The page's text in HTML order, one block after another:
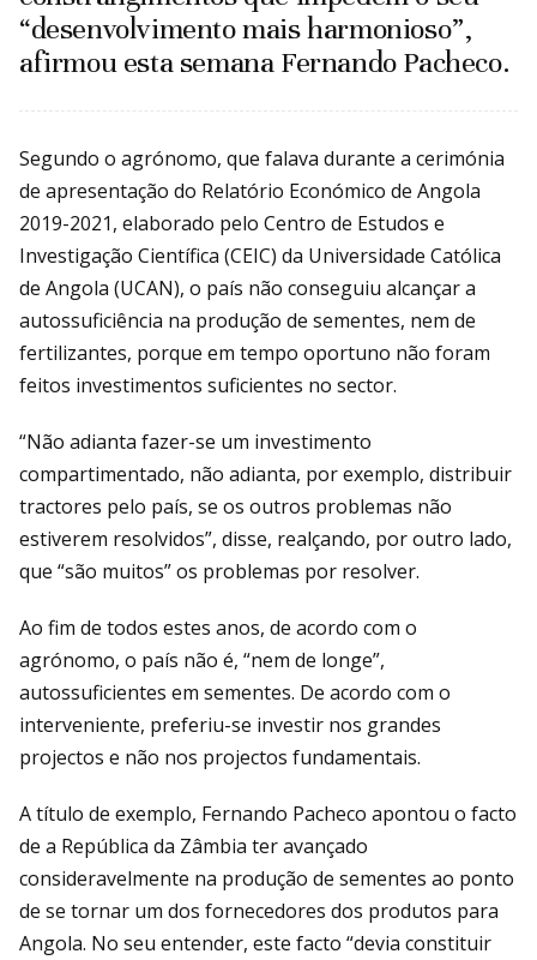
“desenvolvimento mais harmonioso”,
afirmou esta semana Fernando Pacheco.
Segundo o agrónomo, que falava durante a cerimónia
de apresentação do Relatório Económico de Angola
2019-2021, elaborado pelo Centro de Estudos e
Investigação Científica (CEIC) da Universidade Católica
de Angola (UCAN), o país não conseguiu alcançar a
autossuficiência na produção de sementes, nem de
fertilizantes, porque em tempo oportuno não foram
feitos investimentos suficientes no sector.
“Não adianta fazer-se um investimento
compartimentado, não adianta, por exemplo, distribuir
tractores pelo país, se os outros problemas não
estiverem resolvidos”, disse, realçando, por outro lado,
que “são muitos” os problemas por resolver.
Ao fim de todos estes anos, de acordo com o
agrónomo, o país não é, “nem de longe”,
autossuficientes em sementes. De acordo com o
interveniente, preferiu-se investir nos grandes
projectos e não nos projectos fundamentais.
A título de exemplo, Fernando Pacheco apontou o facto
de a República da Zâmbia ter avançado
consideravelmente na produção de sementes ao ponto
de se tornar um dos fornecedores dos produtos para
Angola. No seu entender, este facto “devia constituir